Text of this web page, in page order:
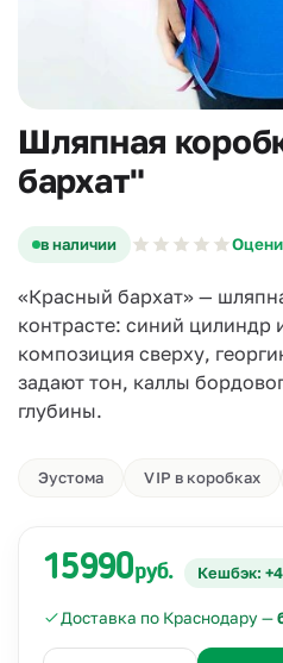
Шляпная
бархат"
в наличии
«Красный бархат» —
контрасте: синий
композиция сверху,
задают тон, каллы
глубины.
Эустома VIP в коробках
15990руб. Кешбэк:
Доставка по Краснодару —